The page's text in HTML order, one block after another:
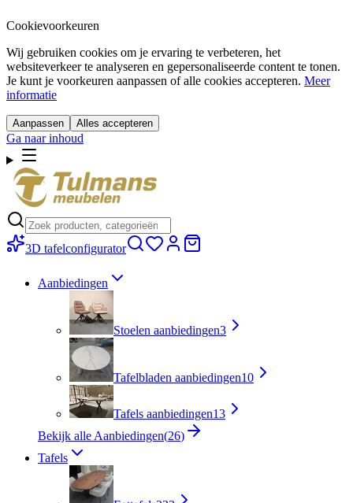
Cookievoorkeuren
Wij gebruiken cookies om je ervaring te verbeteren, het
websiteverkeer te analyseren en gepersonaliseerde content te tonen.
Je kunt je voorkeuren aanpassen of alle cookies accepteren. Meer
informatie
Aanpassen Alles accepteren
Ga naar inhoud
3D tafelconfigurator
Aanbiedingen
Stoelen aanbiedingen3
Tafelbladen aanbiedingen10
Tafels aanbiedingen13
Bekijk alle Aanbiedingen(26)
Tafels